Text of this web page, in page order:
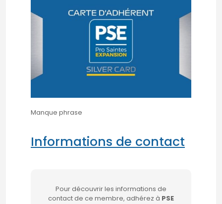
Manque phrase
Informations de contact
Pour découvrir les informations de
contact de ce membre, adhérez à PSE